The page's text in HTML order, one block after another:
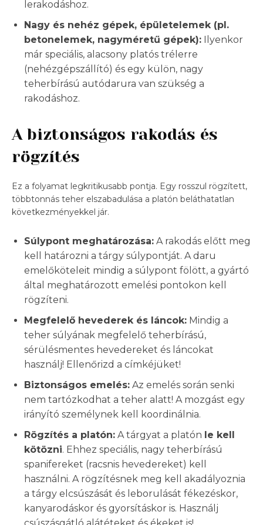
lerakodáshoz.
Nagy és nehéz gépek, épületelemek (pl.
betonelemek, nagyméretű gépek): Ilyenkor
már speciális, alacsony platós trélerre
(nehézgépszállító) és egy külön, nagy
teherbírású autódarura van szükség a
rakodáshoz.
A biztonságos rakodás és
rögzítés
Ez a folyamat legkritikusabb pontja. Egy rosszul rögzített,
többtonnás teher elszabadulása a platón beláthatatlan
következményekkel jár.
Súlypont meghatározása: A rakodás előtt meg
kell határozni a tárgy súlypontját. A daru
emelőköteleit mindig a súlypont fölött, a gyártó
által meghatározott emelési pontokon kell
rögzíteni.
Megfelelő hevederek és láncok: Mindig a
teher súlyának megfelelő teherbírású,
sérülésmentes hevedereket és láncokat
használj! Ellenőrizd a címkéjüket!
Biztonságos emelés: Az emelés során senki
nem tartózkodhat a teher alatt! A mozgást egy
irányító személynek kell koordinálnia.
Rögzítés a platón: A tárgyat a platón le kell
kötözni. Ehhez speciális, nagy teherbírású
spanifereket (racsnis hevedereket) kell
használni. A rögzítésnek meg kell akadályoznia
a tárgy elcsúszását és leborulását fékezéskor,
kanyarodáskor és gyorsításkor is. Használj